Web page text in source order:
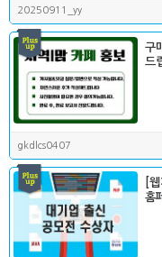
20250911_yy
구
드
gkdlcs0407
[
홈